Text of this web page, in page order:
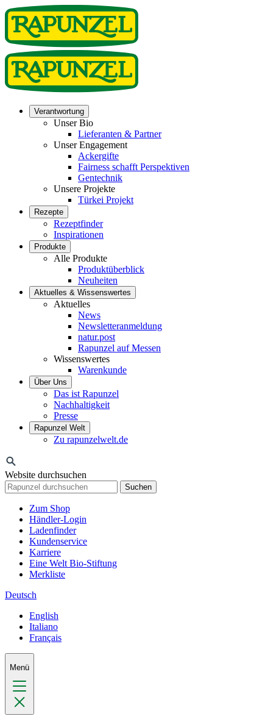
Verantwortung
Unser Bio
Lieferanten & Partner
Unser Engagement
Ackergifte
Fairness schafft Perspektiven
Gentechnik
Unsere Projekte
Türkei Projekt
Rezepte
Rezeptfinder
Inspirationen
Produkte
Alle Produkte
Produktüberblick
Neuheiten
Aktuelles & Wissenswertes
Aktuelles
News
Newsletteranmeldung
natur.post
Rapunzel auf Messen
Wissenswertes
Warenkunde
Über Uns
Das ist Rapunzel
Nachhaltigkeit
Presse
Rapunzel Welt
Zu rapunzelwelt.de
Website durchsuchen
Suchen
Zum Shop
Händler-Login
Ladenfinder
Kundenservice
Karriere
Eine Welt Bio-Stiftung
Merkliste
Deutsch
English
Italiano
Français
Menü